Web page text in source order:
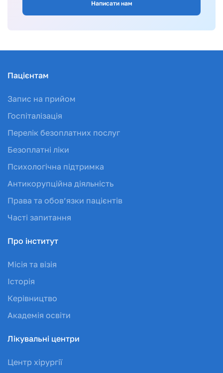
Написати нам
Пацієнтам
Запис на прийом
Госпіталізація
Перелік безоплатних послуг
Безоплатні ліки
Психологічна підтримка
Антикорупційна діяльність
Права та обов’язки пацієнтів
Часті запитання
Про інститут
Місія та візія
Історія
Керівництво
Академія освіти
Лікувальні центри
Центр хірургії